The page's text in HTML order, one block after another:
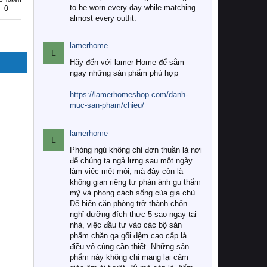
0
to be worn every day while matching
almost every outfit.
L
lamerhome
Hãy đến với lamer Home để sắm
ngay những sản phẩm phù hợp
https://lamerhomeshop.com/danh-
muc-san-pham/chieu/
L
lamerhome
Phòng ngủ không chỉ đơn thuần là nơi
để chúng ta ngả lưng sau một ngày
làm việc mệt mỏi, mà đây còn là
không gian riêng tư phản ánh gu thẩm
mỹ và phong cách sống của gia chủ.
Để biến căn phòng trở thành chốn
nghỉ dưỡng đích thực 5 sao ngay tại
nhà, việc đầu tư vào các bộ sản
phẩm chăn ga gối đệm cao cấp là
điều vô cùng cần thiết. Những sản
phẩm này không chỉ mang lại cảm